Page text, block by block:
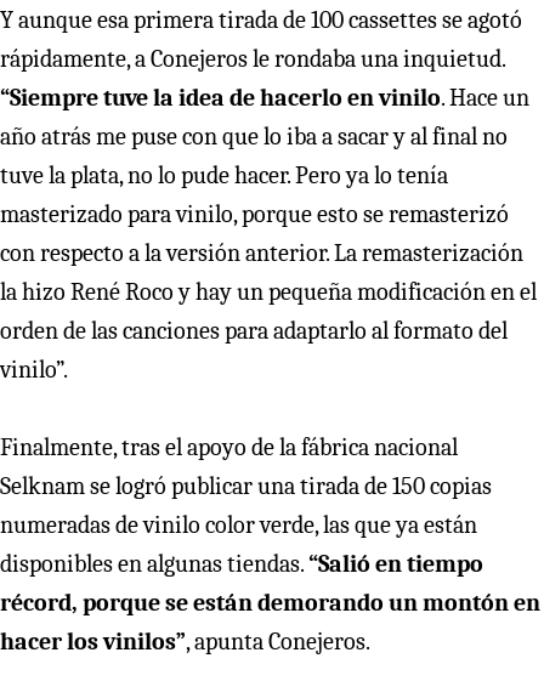
Y aunque esa primera tirada de 100 cassettes se agotó
rápidamente, a Conejeros le rondaba una inquietud.
“Siempre tuve la idea de hacerlo en vinilo. Hace un
año atrás me puse con que lo iba a sacar y al final no
tuve la plata, no lo pude hacer. Pero ya lo tenía
masterizado para vinilo, porque esto se remasterizó
con respecto a la versión anterior. La remasterización
la hizo René Roco y hay un pequeña modificación en el
orden de las canciones para adaptarlo al formato del
vinilo”.
Finalmente, tras el apoyo de la fábrica nacional
Selknam se logró publicar una tirada de 150 copias
numeradas de vinilo color verde, las que ya están
disponibles en algunas tiendas.“Salió en tiempo
récord, porque se están demorando un montón en
hacer los vinilos”, apunta Conejeros.